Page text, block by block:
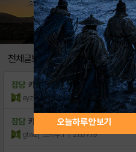
전체글보기
잡담 카톡 소액결제현금화 정말좋네∬
eyzmv 조회수:1 | 21.07.22
잡담 카톡 콘텐츠이용료현금 알아보던중
gtwzj 조회수:1 | 21.07.19
오늘하루 안보기